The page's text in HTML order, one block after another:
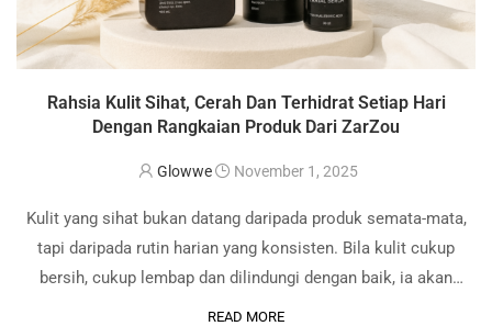
Rahsia Kulit Sihat, Cerah Dan Terhidrat Setiap Hari
Dengan Rangkaian Produk Dari ZarZou
Glowwe November 1, 2025
Kulit yang sihat bukan datang daripada produk semata-mata,
tapi daripada rutin harian yang konsisten. Bila kulit cukup
bersih, cukup lembap dan dilindungi dengan baik, ia akan
nampak lebih segar, cerah dan berseri secara semula jadi,
READ MORE